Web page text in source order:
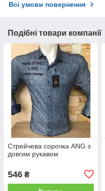
Всі умови повернення
Подібні товари компанії
Стрейчева сорочка ANG з
довгим рукавом
546 ₴